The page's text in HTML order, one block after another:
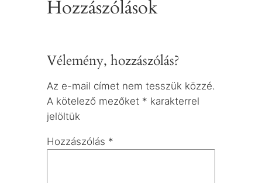
Hozzászólások
Vélemény, hozzászólás?
Az e-mail címet nem tesszük közzé.
A kötelező mezőket * karakterrel
jelöltük
Hozzászólás *